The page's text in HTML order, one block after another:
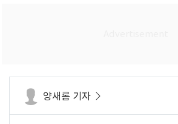
양새롬 기자